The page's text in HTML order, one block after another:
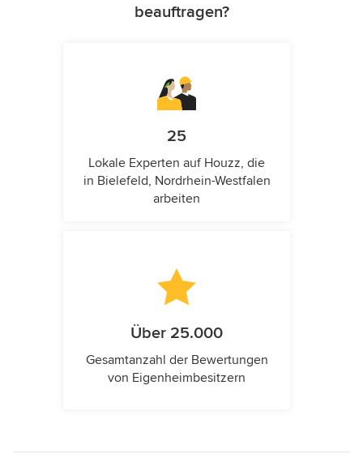
beauftragen?
25
Lokale Experten auf Houzz, die
in Bielefeld, Nordrhein-Westfalen
arbeiten
Über 25.000
Gesamtanzahl der Bewertungen
von Eigenheimbesitzern